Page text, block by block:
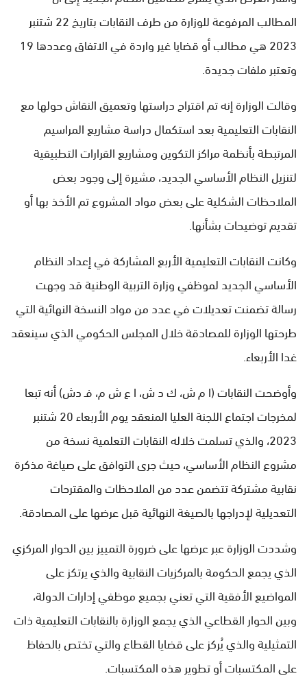
المطالب المرفوعة للوزارة من طرف النقابات بتاريخ 22 شتنبر
2023 هي مطالب أو قضايا غير واردة في الاتفاق وعددها 19
وتعتبر ملفات جديدة.
وقالت الوزارة إنه تم اقتراح دراستها وتعميق النقاش حولها مع
النقابات التعليمية بعد استكمال دراسة مشاريع المراسيم
المرتبطة بأنظمة مراكز التكوين ومشاريع القرارات التطبيقية
لتنزيل النظام الأساسي الجديد، مشيرة إلى وجود بعض
الملاحظات الشكلية على بعض مواد المشروع تم الأخذ بها أو
تقديم توضيحات بشأنها.
وكانت النقابات التعليمية الأربع المشاركة في إعداد النظام
الأساسي الجديد لموظفي وزارة التربية الوطنية قد وجهت
رسالة تضمنت تعديلات في عدد من مواد النسخة النهائية التي
طرحتها الوزارة للمصادقة خلال المجلس الحكومي الذي سينعقد
غدا الأربعاء.
وأوضحت النقابات (ا م ش، ك د ش، ا ع ش م، فـ دش) أنه تبعا
لمخرجات اجتماع اللجنة العليا المنعقد يوم الأربعاء 20 شتنبر
2023، والذي تسلمت خلاله النقابات التعلمية نسخة من
مشروع النظام الأساسي، حيث جرى التوافق على صياغة مذكرة
نقابية مشتركة تتضمن عدد من الملاحظات والمقترحات
التعديلية لإدراجها بالصيغة النهائية قبل عرضها على المصادقة.
وشددت الوزارة عبر عرضها على ضرورة التمييز بين الحوار المركزي
الذي يجمع الحكومة بالمركزيات النقابية والذي يرتكز على
المواضيع الأفقية التي تعني بجميع موظفي إدارات الدولة،
وبين الحوار القطاعي الذي يجمع الوزارة بالنقابات التعليمية ذات
التمثيلية والذي يُركز على قضايا القطاع والتي تختص بالحفاظ
على المكتسبات أو تطوير هذه المكتسبات.